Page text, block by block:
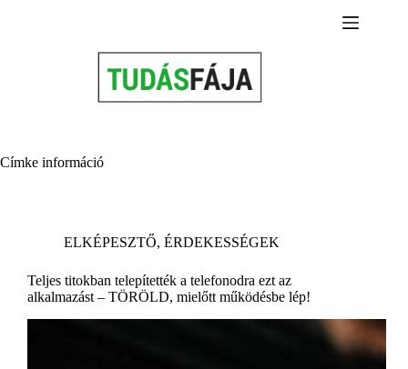
Címke információ
ELKÉPESZTŐ, ÉRDEKESSÉGEK
Teljes titokban telepítették a telefonodra ezt az
alkalmazást – TÖRÖLD, mielőtt működésbe lép!